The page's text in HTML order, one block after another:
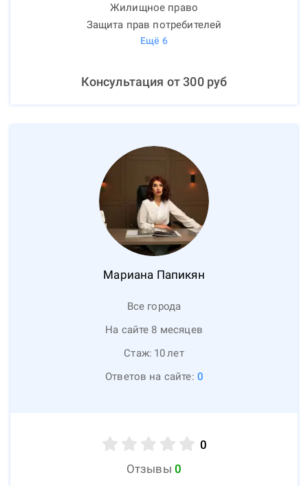
Жилищное право
Защита прав потребителей
Ещё 6
Консультация от300руб
Мариана Папикян
Все города
На сайте 8 месяцев
Стаж: 10лет
Ответов на сайте: 0
0
Отзывы 0